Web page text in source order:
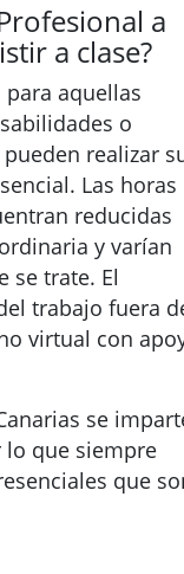
a
a clase?
aquellas
o
realizar
Las horas
reducidas
y varían
se trate. El
trabajo fuera
virtual con
se
lo que siempre
que